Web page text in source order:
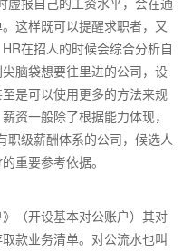
这样既可以提醒求职者，又
在招人的时候会综合分析自
脑袋想要往里进的公司，设
是可以使用更多的方法来规
资一般除了根据能力体现，
职级薪酬体系的公司，候选人
重要参考依据。
（开设基本对公账户）其对
款业务清单。对公流水也叫